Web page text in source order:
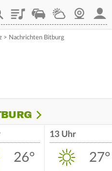
PlaylistStaupilotWetterWebcam
> Nachrichten Bitburg
26°
13 Uhr
27°